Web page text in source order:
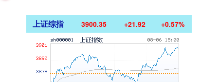
上证综指 3900.35 +21.92 +0.57%